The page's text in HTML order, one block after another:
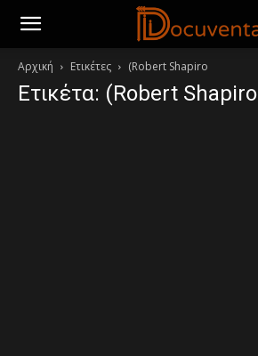
Αρχική Ετικέτες (Robert Shapiro
Ετικέτα: (Robert Shapiro